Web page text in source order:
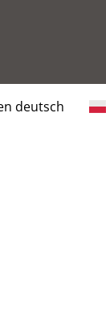
deutsch